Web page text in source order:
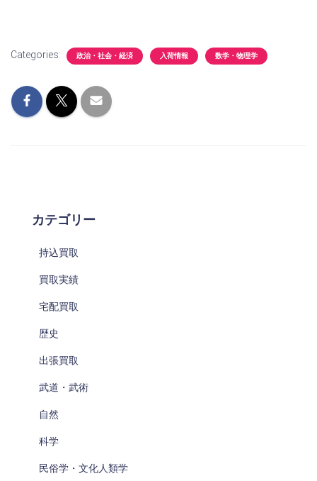
Categories: 政治・社会・経済 入荷情報 数学・物理学
カテゴリー
持込買取
買取実績
宅配買取
歴史
出張買取
武道・武術
自然
科学
民俗学・文化人類学